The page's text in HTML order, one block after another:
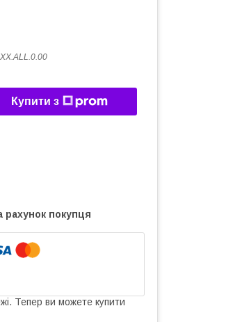
Купити з
рахунок покупця
Тепер ви можете купити